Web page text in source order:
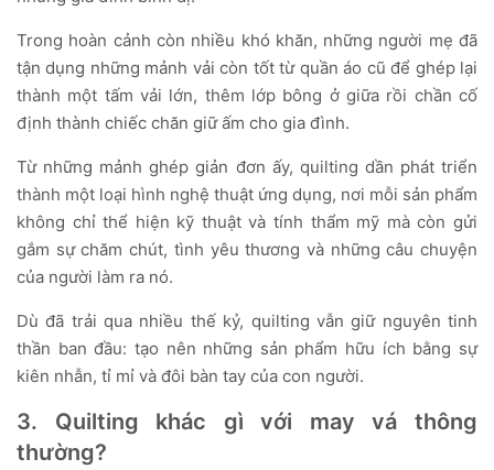
Trong hoàn cảnh còn nhiều khó khăn, những người mẹ đã
tận dụng những mảnh vải còn tốt từ quần áo cũ để ghép lại
thành một tấm vải lớn, thêm lớp bông ở giữa rồi chần cố
định thành chiếc chăn giữ ấm cho gia đình.
Từ những mảnh ghép giản đơn ấy, quilting dần phát triển
thành một loại hình nghệ thuật ứng dụng, nơi mỗi sản phẩm
không chỉ thể hiện kỹ thuật và tính thẩm mỹ mà còn gửi
gắm sự chăm chút, tình yêu thương và những câu chuyện
của người làm ra nó.
Dù đã trải qua nhiều thế kỷ, quilting vẫn giữ nguyên tinh
thần ban đầu: tạo nên những sản phẩm hữu ích bằng sự
kiên nhẫn, tỉ mỉ và đôi bàn tay của con người.
3. Quilting khác gì với may vá thông
thường?